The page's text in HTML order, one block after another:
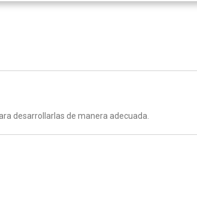
desarrollarlas de manera adecuada.